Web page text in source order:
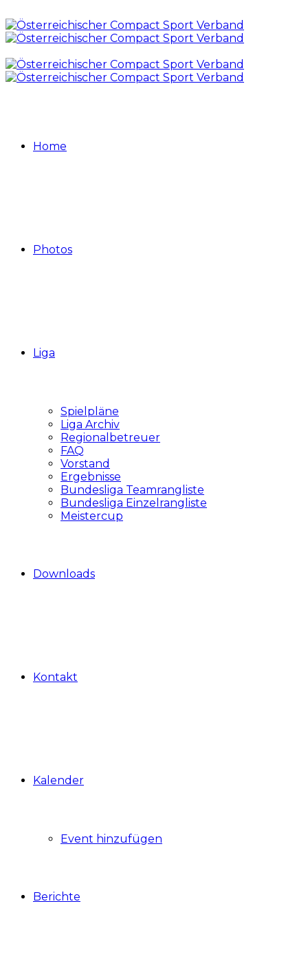
Home
Photos
Liga
Spielpläne
Liga Archiv
Regionalbetreuer
FAQ
Vorstand
Ergebnisse
Bundesliga Teamrangliste
Bundesliga Einzelrangliste
Meistercup
Downloads
Kontakt
Kalender
Event hinzufügen
Berichte